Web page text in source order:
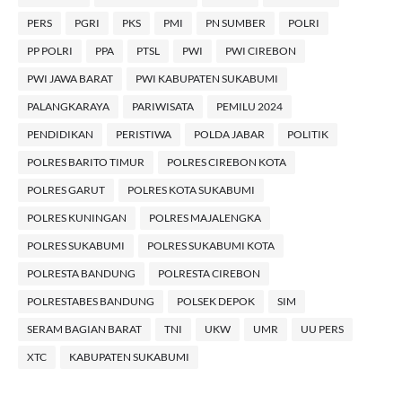
PERS PGRI PKS PMI PN SUMBER POLRI
PP POLRI PPA PTSL PWI PWI CIREBON
PWI JAWA BARAT PWI KABUPATEN SUKABUMI
PALANGKARAYA PARIWISATA PEMILU 2024
PENDIDIKAN PERISTIWA POLDA JABAR POLITIK
POLRES BARITO TIMUR POLRES CIREBON KOTA
POLRES GARUT POLRES KOTA SUKABUMI
POLRES KUNINGAN POLRES MAJALENGKA
POLRES SUKABUMI POLRES SUKABUMI KOTA
POLRESTA BANDUNG POLRESTA CIREBON
POLRESTABES BANDUNG POLSEK DEPOK SIM
SERAM BAGIAN BARAT TNI UKW UMR UU PERS
XTC KABUPATEN SUKABUMI